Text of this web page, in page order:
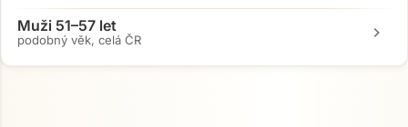
Muži 51–57 let
podobný věk, celá ČR chevron_right